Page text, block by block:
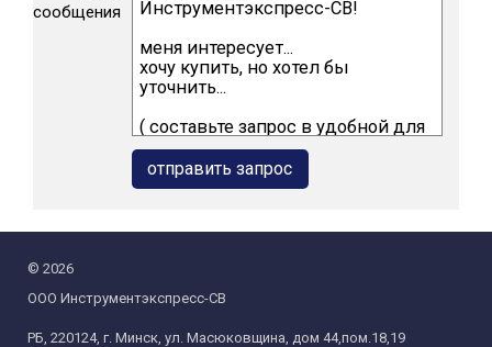
сообщения
© 2026
ООО Инструментэкспресс-СВ
РБ, 220124, г. Минск, ул. Масюковщина, дом 44,пом.18,19